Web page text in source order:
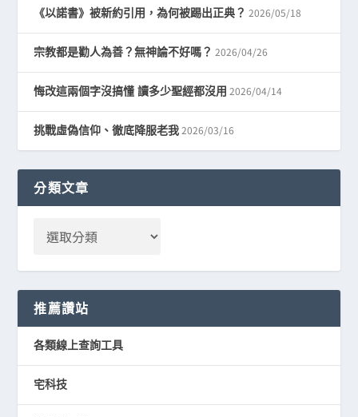
《以諾書》被新約引用，為何被踢出正典？ 2026/05/18
宗教都是勸人為善？無神論不好嗎？ 2026/04/26
悔改這兩個字沒搞懂 讀多少聖經都沒用 2026/04/14
挑戰虛偽信仰、徹底降服老我 2026/03/16
分類文章
推薦讚站
各類線上查詢工具
宅科技